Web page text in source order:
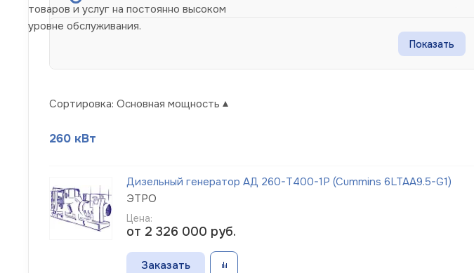
Сортировка: Основная мощность
260 кВт
Дизельный генератор АД 260-Т400-1Р (Cummins 6LTAA9.5-G1)
ЭТРО
Цена:
от 2 326 000 руб.
Заказать
товаров и услуг на постоянно высоком
уровне обслуживания.